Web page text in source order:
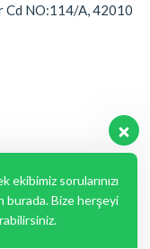
Cd NO:114/A, 42010
sorularınızı
burada. Bize herşeyi